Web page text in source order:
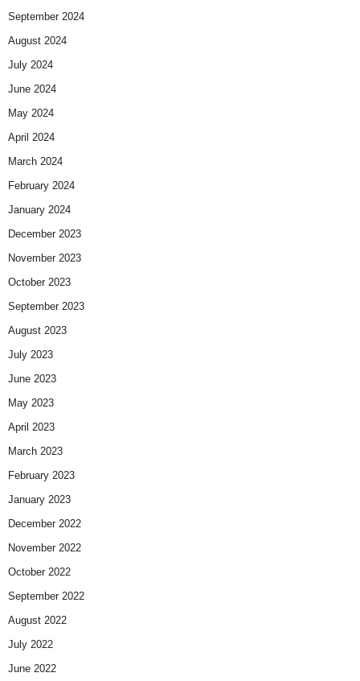
September 2024
August 2024
July 2024
June 2024
May 2024
April 2024
March 2024
February 2024
January 2024
December 2023
November 2023
October 2023
September 2023
August 2023
July 2023
June 2023
May 2023
April 2023
March 2023
February 2023
January 2023
December 2022
November 2022
October 2022
September 2022
August 2022
July 2022
June 2022